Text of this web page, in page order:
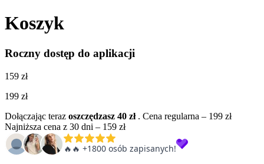
Koszyk
Roczny dostęp do aplikacji
159 zł
199 zł
Dołączając teraz oszczędzasz 40 zł . Cena regularna – 199 zł
Najniższa cena z 30 dni – 159 zł